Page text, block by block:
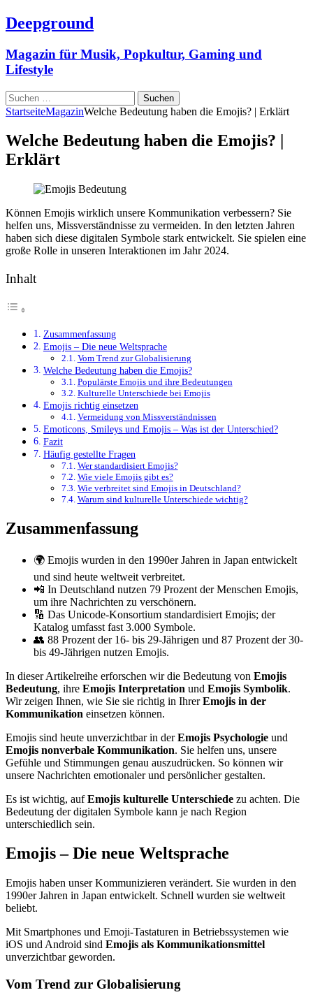
Deepground
Magazin für Musik, Popkultur, Gaming und
Lifestyle
Suchen
nach:
StartseiteMagazinWelche Bedeutung haben die Emojis? | Erklärt
Welche Bedeutung haben die Emojis? |
Erklärt
Können Emojis wirklich unsere Kommunikation verbessern? Sie
helfen uns, Missverständnisse zu vermeiden. In den letzten Jahren
haben sich diese digitalen Symbole stark entwickelt. Sie spielen eine
große Rolle in unseren Interaktionen im Jahr 2024.
Inhalt
Zusammenfassung
Emojis – Die neue Weltsprache
Vom Trend zur Globalisierung
Welche Bedeutung haben die Emojis?
Populärste Emojis und ihre Bedeutungen
Kulturelle Unterschiede bei Emojis
Emojis richtig einsetzen
Vermeidung von Missverständnissen
Emoticons, Smileys und Emojis – Was ist der Unterschied?
Fazit
Häufig gestellte Fragen
Wer standardisiert Emojis?
Wie viele Emojis gibt es?
Wie verbreitet sind Emojis in Deutschland?
Warum sind kulturelle Unterschiede wichtig?
Zusammenfassung
🌍 Emojis wurden in den 1990er Jahren in Japan entwickelt
und sind heute weltweit verbreitet.
📲 In Deutschland nutzen 79 Prozent der Menschen Emojis,
um ihre Nachrichten zu verschönern.
🔢 Das Unicode-Konsortium standardisiert Emojis; der
Katalog umfasst fast 3.000 Symbole.
👥 88 Prozent der 16- bis 29-Jährigen und 87 Prozent der 30-
bis 49-Jährigen nutzen Emojis.
In dieser Artikelreihe erforschen wir die Bedeutung von Emojis
Bedeutung, ihre Emojis Interpretation und Emojis Symbolik.
Wir zeigen Ihnen, wie Sie sie richtig in IhrerEmojis in der
Kommunikation einsetzen können.
Emojis sind heute unverzichtbar in derEmojis Psychologie und
Emojis nonverbale Kommunikation. Sie helfen uns, unsere
Gefühle und Stimmungen genau auszudrücken. So können wir
unsere Nachrichten emotionaler und persönlicher gestalten.
Es ist wichtig, aufEmojis kulturelle Unterschiede zu achten. Die
Bedeutung der digitalen Symbole kann je nach Region
unterschiedlich sein.
Emojis – Die neue Weltsprache
Emojis haben unser Kommunizieren verändert. Sie wurden in den
1990er Jahren in Japan entwickelt. Schnell wurden sie weltweit
beliebt.
Mit Smartphones und Emoji-Tastaturen in Betriebssystemen wie
iOS und Android sind Emojis als Kommunikationsmittel
unverzichtbar geworden.
Vom Trend zur Globalisierung